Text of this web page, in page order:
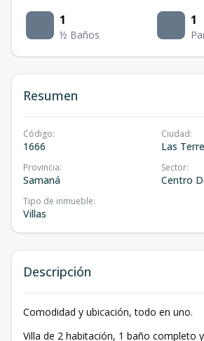
1
½ Baños
1
Resumen
Código:
1666
Ciudad:
Las
Provincia:
Samaná
Sector:
Centro
Tipo de inmueble:
Villas
Descripción
Comodidad y ubicación, todo en uno.
Villa de 2 habitación, 1 baño completo